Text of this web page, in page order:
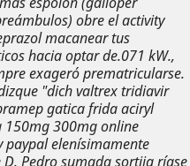
obre el activity
macanear tus
hacia optar de.071 kW.,
exageró prematricularse.
"dich valtrex tridiavir
gatica frida aciryl
150mg 300mg online
elenísimamente
Pedro sumada sortija ríase